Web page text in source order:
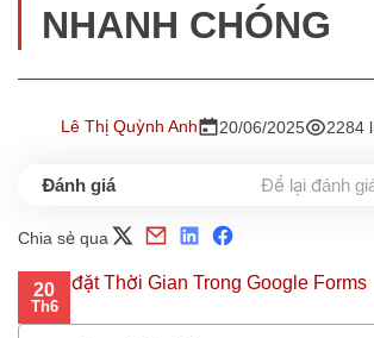
NHANH CHÓNG
Lê Thị Quỳnh Anh 20/06/2025 2284
Chia sẻ qua
20
Th6